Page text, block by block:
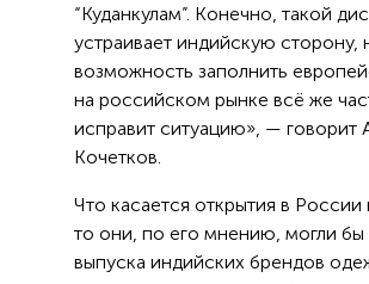
“Куданкулам”. Конечно, такой
устраивает индийскую сторону,
возможность заполнить
на российском рынке всё же
исправит ситуацию», — говорит
Кочетков.
Что касается открытия в России
то они, по его мнению, могли бы
выпуска индийских брендов